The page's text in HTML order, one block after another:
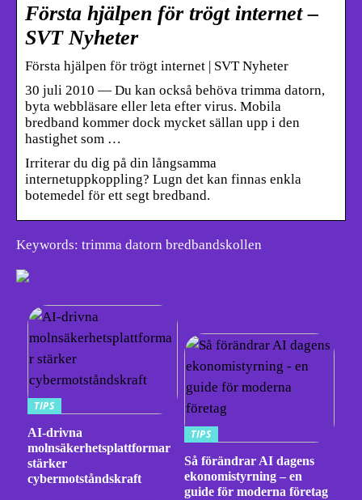
Första hjälpen för trögt internet –
SVT Nyheter
Första hjälpen för trögt internet | SVT Nyheter
30 juli 2010 — Du kan också behöva trimma datorn,
byta webbläsare eller leta efter virus. Mobila
bredband kommer dock mycket sällan upp i den
hastighet som …
Irriterar du dig på din långsamma
internetuppkoppling? Lugn det kan finnas enkla
botemedel för ett segt bredband.
Keywords: trimma datorn bredbandskollen
TIPS
AI-drivna
molnsäkerhetsplattformar
stärker
cybermotståndskraft
TIPS
Så förändrar AI dagens
ekonomistyrning – en
guide för moderna företag